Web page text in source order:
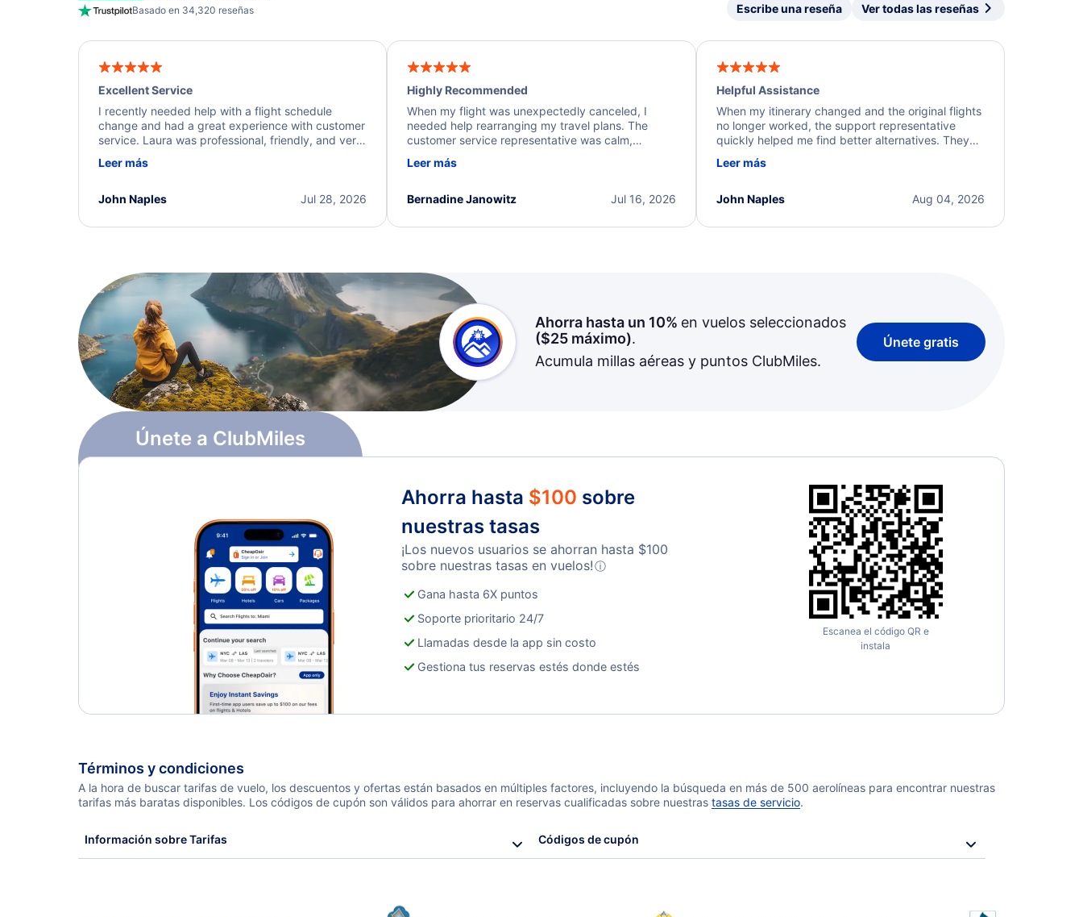
Basado en 34,320 reseñas Escribe una reseña Ver todas las reseñas
Excellent Service
I recently needed help with a flight schedule
change and had a great experience with customer
service. Laura was professional, friendly, and very
a solution and kept me informed of the next steps.
Leer más
Jul 28, 2026
John Naples
Highly Recommended
When my flight was unexpectedly canceled, I
needed help rearranging my travel plans. The
customer service representative was calm,
process. They quickly found alternative flight
I truly appreciate the excellent support and
Leer más
Jul 16, 2026
Bernadine Janowitz
Helpful Assistance
When my itinerary changed and the original flights
no longer worked, the support representative
quickly helped me find better alternatives. They
beyond to resolve the issue. I'm grateful for the
Leer más
Aug 04, 2026
John Naples
Únete a ClubMiles
Ahorra hasta un 10% en vuelos seleccionados
($25máximo).
Acumula millas aéreas y puntos ClubMiles.
Únete gratis
Ahorra hasta $100 sobre
nuestras tasas
¡Los nuevos usuarios se ahorran hasta $100
sobre nuestras tasas en vuelos!ⓘ
Gana hasta 6X puntos
Soporte prioritario 24/7
Llamadas desde la app sin costo
Gestiona tus reservas estés donde estés
Escanea el código QR e
instala
Términos y condiciones
A la hora de buscar tarifas de vuelo, los descuentos y ofertas están basados en múltiples factores, incluyendo la búsqueda en más de 500 aerolíneas para encontrar nuestras
tarifas más baratas disponibles. Los códigos de cupón son válidos para ahorrar en reservas cualificadas sobre nuestras tasas de servicio.
Información sobre Tarifas Códigos de cupón